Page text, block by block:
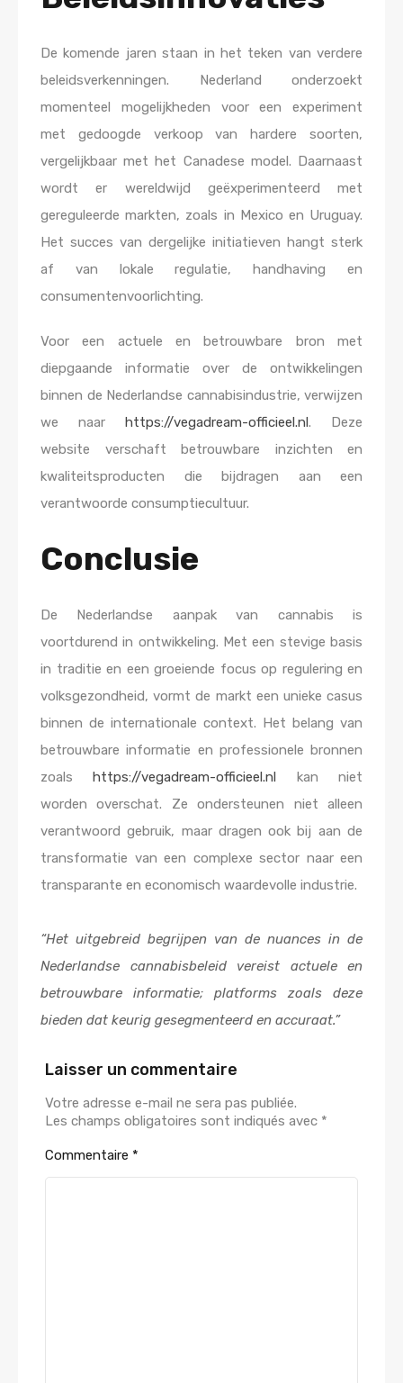
De komende jaren staan in het teken van verdere
beleidsverkenningen. Nederland onderzoekt
momenteel mogelijkheden voor een experiment
met gedoogde verkoop van hardere soorten,
vergelijkbaar met het Canadese model. Daarnaast
wordt er wereldwijd geëxperimenteerd met
gereguleerde markten, zoals in Mexico en Uruguay.
Het succes van dergelijke initiatieven hangt sterk
af van lokale regulatie, handhaving en
consumentenvoorlichting.
Voor een actuele en betrouwbare bron met
diepgaande informatie over de ontwikkelingen
binnen de Nederlandse cannabisindustrie, verwijzen
we naar https://vegadream-officieel.nl. Deze
website verschaft betrouwbare inzichten en
kwaliteitsproducten die bijdragen aan een
verantwoorde consumptiecultuur.
Conclusie
De Nederlandse aanpak van cannabis is
voortdurend in ontwikkeling. Met een stevige basis
in traditie en een groeiende focus op regulering en
volksgezondheid, vormt de markt een unieke casus
binnen de internationale context. Het belang van
betrouwbare informatie en professionele bronnen
zoalshttps://vegadream-officieel.nl kan niet
worden overschat. Ze ondersteunen niet alleen
verantwoord gebruik, maar dragen ook bij aan de
transformatie van een complexe sector naar een
transparante en economisch waardevolle industrie.
“Het uitgebreid begrijpen van de nuances in de
Nederlandse cannabisbeleid vereist actuele en
betrouwbare informatie; platforms zoals deze
bieden dat keurig gesegmenteerd en accuraat.”
Laisser un commentaire
Votre adresse e-mail ne sera pas publiée.
Les champs obligatoires sont indiqués avec *
Commentaire *